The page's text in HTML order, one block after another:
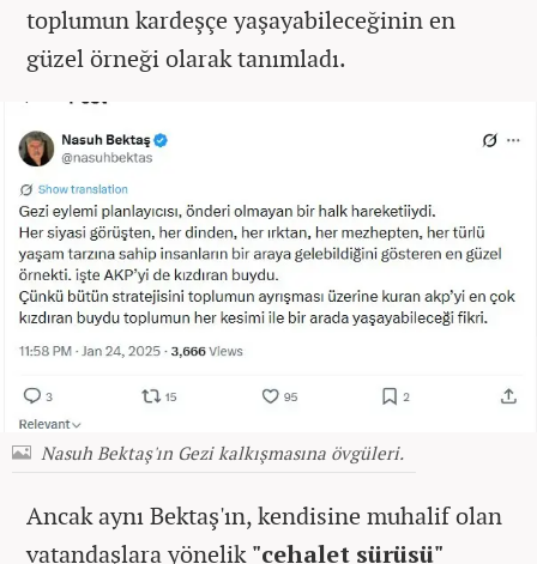
toplumun kardeşçe yaşayabileceğinin en
güzel örneği olarak tanımladı.
Nasuh Bektaş'ın Gezi kalkışmasına övgüleri.
Ancak aynı Bektaş'ın, kendisine muhalif olan
vatandaşlara yönelik"cehalet sürüsü"